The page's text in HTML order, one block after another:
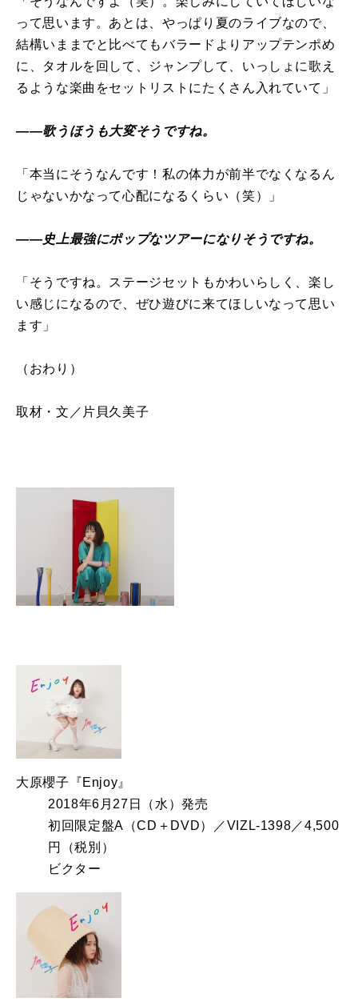
って思います。あとは、やっぱり夏のライブなので、
結構いままでと比べてもバラードよりアップテンポめ
に、タオルを回して、ジャンプして、いっしょに歌え
るような楽曲をセットリストにたくさん入れていて」
――歌うほうも大変そうですね。
「本当にそうなんです！私の体力が前半でなくなるん
じゃないかなって心配になるくらい（笑）」
――史上最強にポップなツアーになりそうですね。
「そうですね。ステージセットもかわいらしく、楽し
い感じになるので、ぜひ遊びに来てほしいなって思い
ます」
（おわり）
取材・文／片貝久美子
大原櫻子『Enjoy』
2018年6月27日（水）発売
初回限定盤A（CD＋DVD）／VIZL-1398／4,500
円（税別）
ビクター